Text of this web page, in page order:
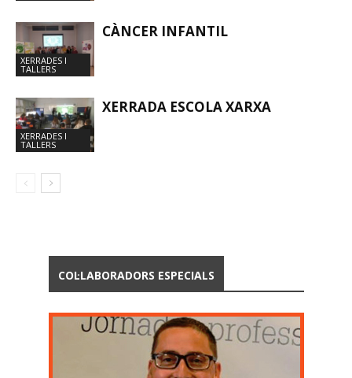
XERRADES I
TALLERS
CÀNCER INFANTIL
XERRADES I
TALLERS
XERRADA ESCOLA XARXA
COL·LABORADORS ESPECIALS